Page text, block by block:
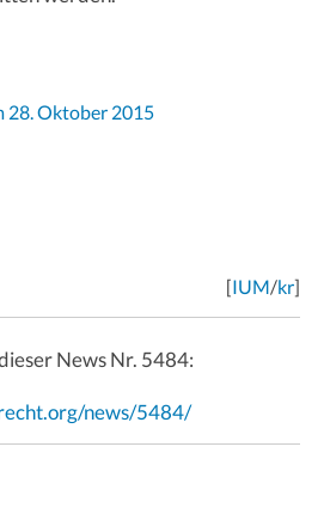
28. Oktober 2015
[IUM/kr]
News Nr. 5484:
news/5484/